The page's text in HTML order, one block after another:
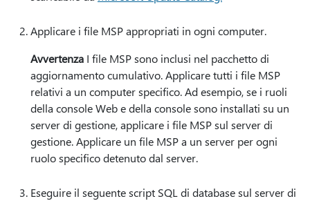
Applicare i file MSP appropriati in ogni computer.
Avvertenza I file MSP sono inclusi nel pacchetto di
aggiornamento cumulativo. Applicare tutti i file MSP
relativi a un computer specifico. Ad esempio, se i ruoli
della console Web e della console sono installati su un
server di gestione, applicare i file MSP sul server di
gestione. Applicare un file MSP a un server per ogni
ruolo specifico detenuto dal server.
Eseguire il seguente script SQL di database sul server di